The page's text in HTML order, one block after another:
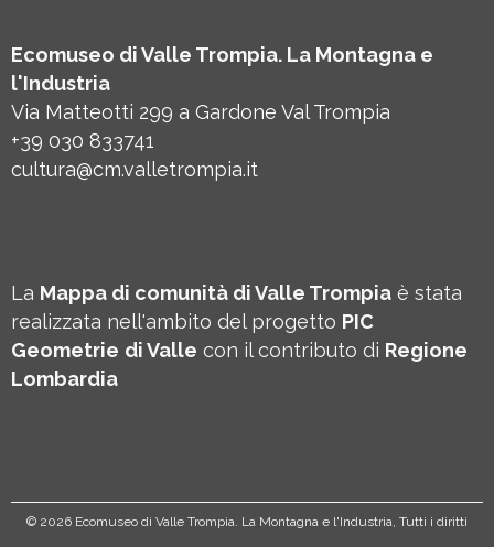
Ecomuseo di Valle Trompia. La Montagna e
l'Industria
Via Matteotti 299 a Gardone Val Trompia
+39 030 833741
cultura@cm.valletrompia.it
La Mappa di comunità di Valle Trompia è stata
realizzata nell'ambito del progetto PIC
Geometrie di Valle con il contributo di Regione
Lombardia
© 2026 Ecomuseo di Valle Trompia. La Montagna e l'Industria, Tutti i diritti